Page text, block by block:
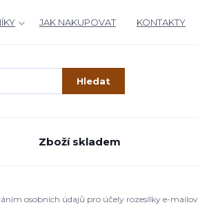
JAK NAKUPOVAT KONTAKTY
Hledat
Zboží skladem
osobních údajů pro účely rozesílky e-